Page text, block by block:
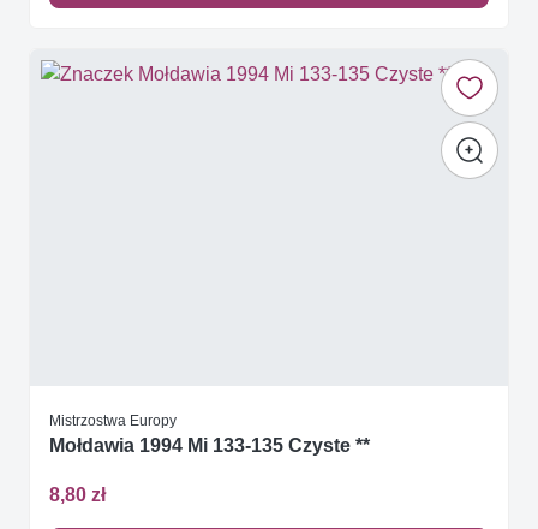
Mistrzostwa Europy
Mołdawia 1994 Mi 133-135 Czyste **
8,80 zł